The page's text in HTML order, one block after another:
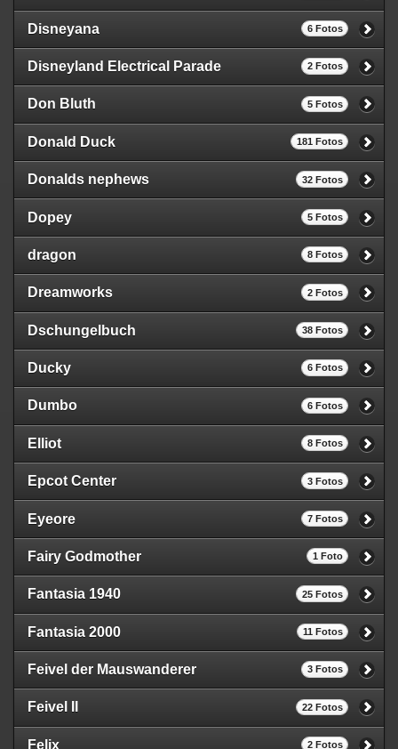
Disneyana 6 Fotos
Disneyland Electrical Parade 2 Fotos
Don Bluth 5 Fotos
Donald Duck 181 Fotos
Donalds nephews 32 Fotos
Dopey 5 Fotos
dragon 8 Fotos
Dreamworks 2 Fotos
Dschungelbuch 38 Fotos
Ducky 6 Fotos
Dumbo 6 Fotos
Elliot 8 Fotos
Epcot Center 3 Fotos
Eyeore 7 Fotos
Fairy Godmother 1 Foto
Fantasia 1940 25 Fotos
Fantasia 2000 11 Fotos
Feivel der Mauswanderer 3 Fotos
Feivel II 22 Fotos
Felix 2 Fotos